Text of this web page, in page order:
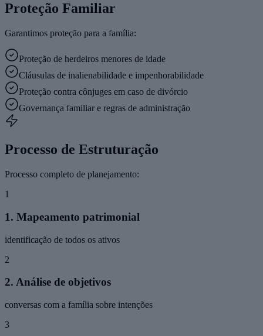
Proteção Familiar
Garantimos proteção para a família:
Proteção de herdeiros menores de idade
Cláusulas de inalienabilidade e impenhorabilidade
Proteção contra cônjuges em caso de divórcio
Governança familiar e regras de administração
Processo de Estruturação
Processo completo de planejamento:
1
1. Mapeamento patrimonial
identificação de todos os ativos
2
2. Análise de objetivos
conversas com a família sobre intenções
3